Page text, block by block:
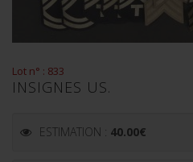
Lot n° : 833
INSIGNES US.
ESTIMATION : 40.00€